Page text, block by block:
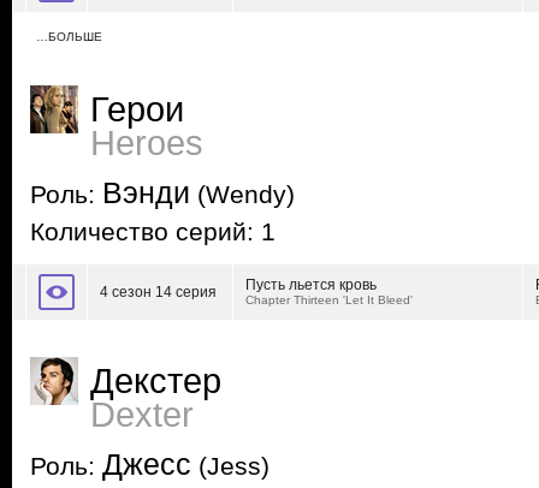
…БОЛЬШЕ
Герои
Heroes
Роль: Вэнди (Wendy)
Количество серий: 1
4 сезон 14 серия Пусть льется кровь
Chapter Thirteen 'Let It Bleed'
Декстер
Dexter
Роль: Джесс (Jess)